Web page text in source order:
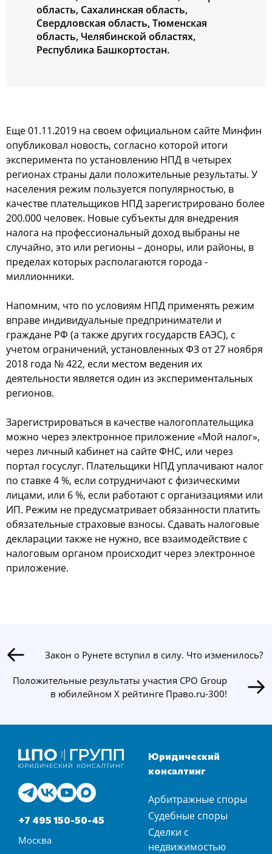
область, Сахалинская область,
Свердловская область, Тюменская
область, Челябинской областях,
Республика Башкортостан.
Еще 01.11.2019 на своем официальном сайте Минфин
опубликовал новость, согласно которой итоги
эксперимента по установлению НПД в четырех
регионах страны дали положительные результаты. У
населения режим пользуется популярностью, в
качестве плательщиков НПД зарегистрировано более
200.000 человек. Новые субъекты для внедрения
налога на профессиональный доход выбраны не
случайно, это или регионы – доноры, или районы, в
пределах которых располагаются города -
миллионники.
Напомним, что по условиям НПД применять режим
вправе индивидуальные предприниматели и
граждане РФ (а также других государств ЕАЭС), с
учетом ограничений, установленных ФЗ от 27 ноября
2018 года № 422, если местом ведения их
деятельности является один из экспериментальных
регионов.
Зарегистрироваться в качестве налогоплательщика
можно через электронное приложение «Мой налог»,
через личный кабинет на сайте ФНС, или через
портал госуслуг. Плательщики НПД уплачивают налог
по ставке 4 %, если сотрудничают с физическими
лицами, или 6 %, если работают с организациями или
ИП. Режим не предусматривает обязанности платить
обязательные страховые взносы. Сдавать налоговые
декларации также не нужно, все взаимодействие с
налоговым органом происходит через электронное
приложение.
Закон о Рунете вступил в силу. Что изменилось?
Положительные результаты участия CPO Group
в юбилейном X рейтинге Право.ru-300!
+7 495 150-50-45
Москва
Юридический
консалтинг
Арбитражные споры
Судебные споры
Сделки с
недвижимостью